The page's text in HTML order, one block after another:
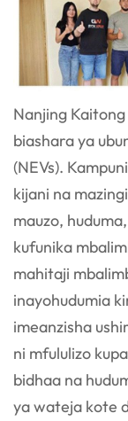
Nanjing
biashara ya
(NEVs).
kijani na
mauzo,
kufunika
mahitaji
inayohudumia
imeanzisha
ni mfululizo
bidhaa na
yawateja kote